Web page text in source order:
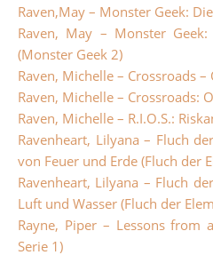
Raven,May – Monster Geek:
Raven, May – Monster
(Monster Geek 2)
Raven, Michelle – Crossroads –
Raven, Michelle – Crossroads:
Raven, Michelle – R.I.O.S.:
Ravenheart, Lilyana – Fluch
von Feuer und Erde (Fluch der
Ravenheart, Lilyana – Fluch
Luft und Wasser (Fluch der
Rayne, Piper – Lessons from
Serie 1)